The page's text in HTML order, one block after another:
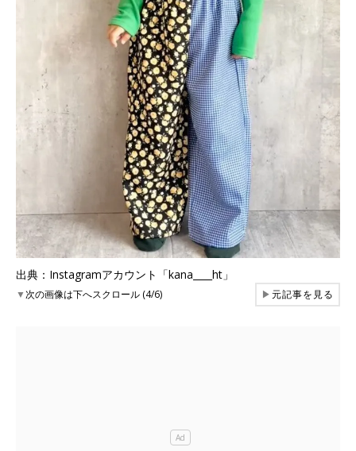
出典：Instagramアカウント「kana____ht」
▼次の画像は下へスクロール (4/6) ▶元記事を見る